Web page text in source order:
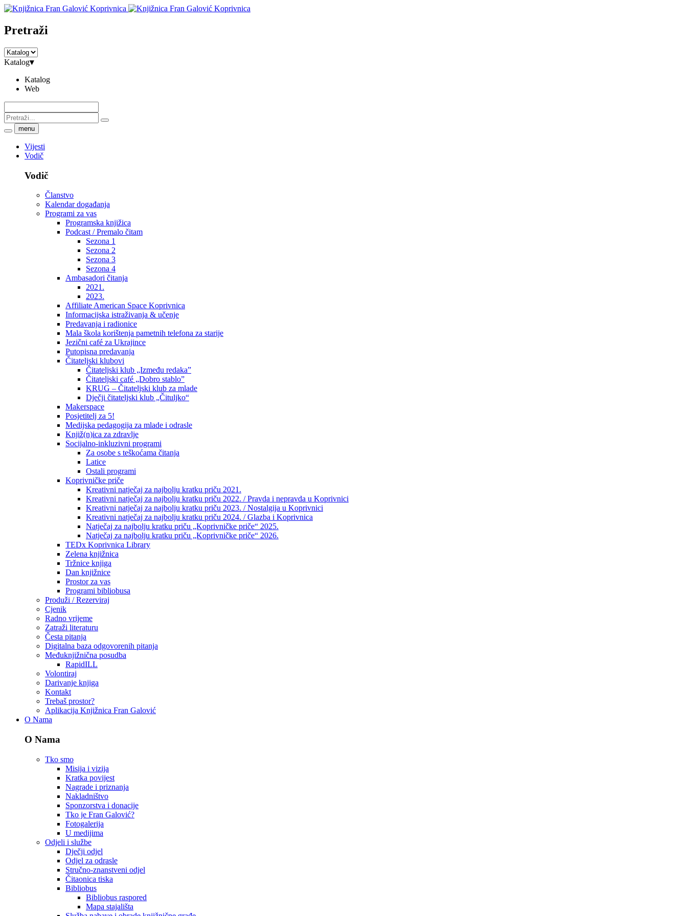
Pretraži
Katalog▾
Katalog
Web
menu
Vijesti
Vodič
Vodič
Članstvo
Kalendar događanja
Programi za vas
Programska knjižica
Podcast / Premalo čitam
Sezona 1
Sezona 2
Sezona 3
Sezona 4
Ambasadori čitanja
2021.
2023.
Affiliate American Space Koprivnica
Informacijska istraživanja & učenje
Predavanja i radionice
Mala škola korištenja pametnih telefona za starije
Jezični café za Ukrajince
Putopisna predavanja
Čitateljski klubovi
Čitateljski klub „Između redaka”
Čitateljski café „Dobro stablo”
KRUG – Čitateljski klub za mlade
Dječji čitateljski klub „Čituljko“
Makerspace
Posjetitelj za 5!
Medijska pedagogija za mlade i odrasle
Knjiž(n)ica za zdravlje
Socijalno-inkluzivni programi
Za osobe s teškoćama čitanja
Latice
Ostali programi
Koprivničke priče
Kreativni natječaj za najbolju kratku priču 2021.
Kreativni natječaj za najbolju kratku priču 2022. / Pravda i nepravda u Koprivnici
Kreativni natječaj za najbolju kratku priču 2023. / Nostalgija u Koprivnici
Kreativni natječaj za najbolju kratku priču 2024. / Glazba i Koprivnica
Natječaj za najbolju kratku priču „Koprivničke priče“ 2025.
Natječaj za najbolju kratku priču „Koprivničke priče“ 2026.
TEDx Koprivnica Library
Zelena knjižnica
Tržnice knjiga
Dan knjižnice
Prostor za vas
Programi bibliobusa
Produži / Rezerviraj
Cjenik
Radno vrijeme
Zatraži literaturu
Česta pitanja
Digitalna baza odgovorenih pitanja
Međuknjižnična posudba
RapidILL
Volontiraj
Darivanje knjiga
Kontakt
Trebaš prostor?
Aplikacija Knjižnica Fran Galović
O Nama
O Nama
Tko smo
Misija i vizija
Kratka povijest
Nagrade i priznanja
Nakladništvo
Sponzorstva i donacije
Tko je Fran Galović?
Fotogalerija
U medijima
Odjeli i službe
Dječji odjel
Odjel za odrasle
Stručno-znanstveni odjel
Čitaonica tiska
Bibliobus
Bibliobus raspored
Mapa stajališta